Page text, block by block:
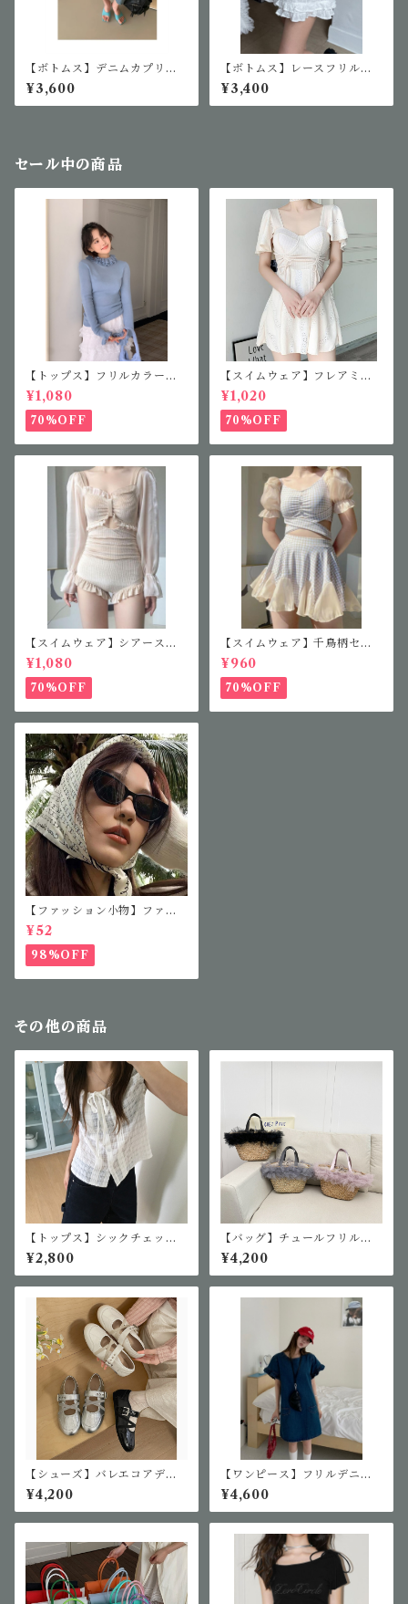
【ボトムス】デニムカプリパ
ンツ
¥3,600
【ボトムス】レースフリルシ
ョートパンツ
¥3,400
セール中の商品
【トップス】フリルカラーニ
ット
¥1,080
70%OFF
【スイムウェア】フレアミニ
ワンピース
¥1,020
70%OFF
【スイムウェア】シアースリ
ーブフリルワンピース
¥1,080
70%OFF
【スイムウェア】千鳥柄セパ
レート水着
¥960
70%OFF
【ファッション小物】ファッ
ションサングラス
¥52
98%OFF
その他の商品
【トップス】シックチェック
シングルボタンシャツ
¥2,800
【バッグ】チュールフリルリ
ボンカゴバッグ
¥4,200
【シューズ】バレエコアデザ
インパンプス
¥4,200
【ワンピース】フリルデニム
ワンピース
¥4,600